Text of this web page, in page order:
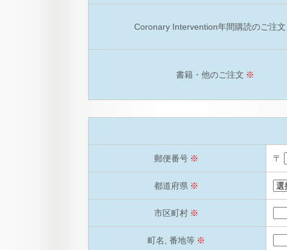
Coronary Intervention年間購読のご注文
書籍・他のご注文 ※
郵便番号 ※ 〒
都道府県 ※
市区町村 ※
町名, 番地等 ※